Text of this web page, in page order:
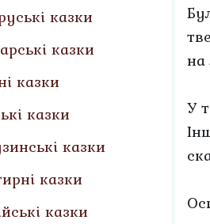
казки
казки
казки
казки
казки
казки
казки
на
У